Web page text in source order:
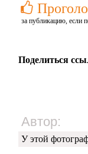
за публикацию, если
Поделиться
Автор:
У этой